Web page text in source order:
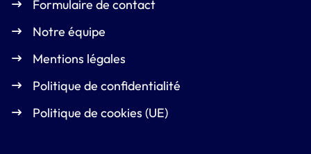
Formulaire de contact
Notre équipe
Mentions légales
Politique de confidentialité
Politique de cookies (UE)